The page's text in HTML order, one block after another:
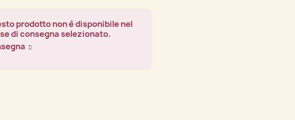
prodotto non è disponibile nel
di consegna selezionato.